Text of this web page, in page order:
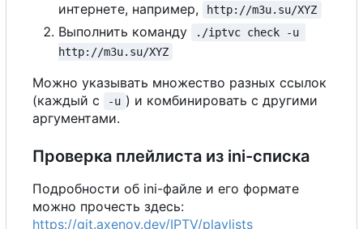
интернете, например,
http://m3u.su/XYZ
Выполнить команду
./iptvc check -u
http://m3u.su/XYZ
Можно указывать множество разных ссылок
(каждый с
-u ) и комбинировать с другими
аргументами.
Проверка плейлиста из ini-списка
Подробности об ini-файле и его формате
можно прочесть здесь:
https://git.axenov.dev/IPTV/playlists